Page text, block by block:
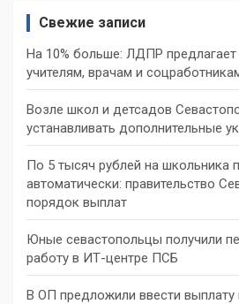
Свежие записи
На 10% больше: ЛДПР предлагает
учителям, врачам и
Возле школ и детсадов
устанавливать дополнительные
По 5 тысяч рублей на школьника
автоматически: правительство
порядок выплат
Юные севастопольцы получили
работу в ИТ-центре ПСБ
В ОП предложили ввести выплату